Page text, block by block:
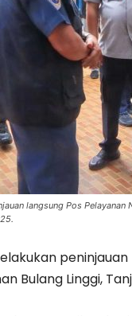
langsung Pos
Bulang Linggi,